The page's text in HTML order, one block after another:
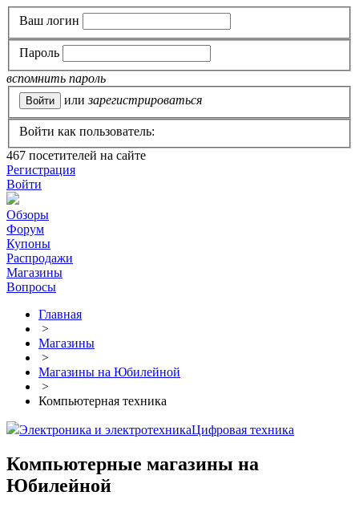
Ваш логин
Пароль
вспомнить пароль
или зарегистрироваться
Войти как пользователь:
467 посетителей на сайте
Регистрация
Войти
Обзоры
Форум
Купоны
Распродажи
Магазины
Вопросы
Главная
>
Магазины
>
Магазины на Юбилейной
>
Компьютерная техника
Электроника и электротехникаЦифровая техника
Компьютерные магазины на
Юбилейной